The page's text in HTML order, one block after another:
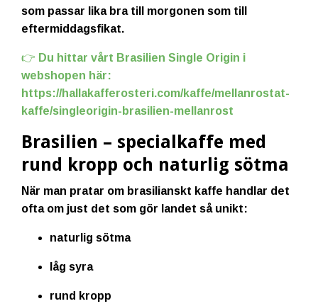
som passar lika bra till morgonen som till
eftermiddagsfikat.
👉 Du hittar vårt Brasilien Single Origin i
webshopen här:
https://hallakafferosteri.com/kaffe/mellanrostat-
kaffe/singleorigin-brasilien-mellanrost
Brasilien – specialkaffe med
rund kropp och naturlig sötma
När man pratar om brasilianskt kaffe handlar det
ofta om just det som gör landet så unikt:
naturlig sötma
låg syra
rund kropp